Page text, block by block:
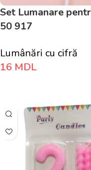
Set Lumanare
50 917
Lumânări cu cifră
16 MDL